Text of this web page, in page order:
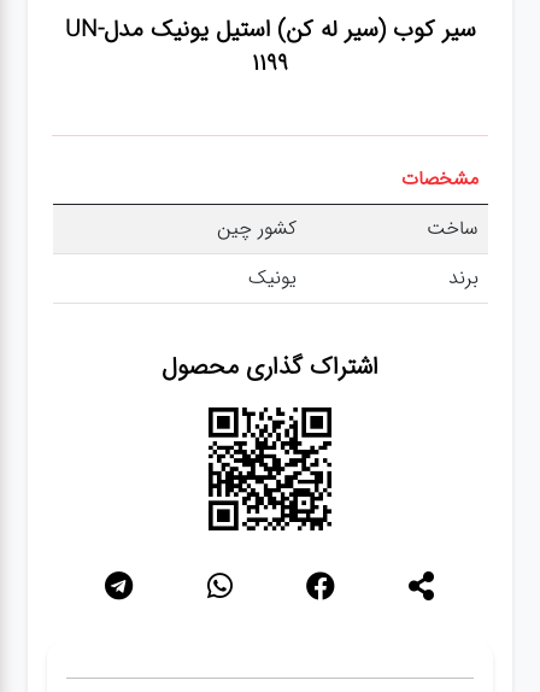
سرویس های
سیر کوب (سیر له کن) استیل یونیک مدلUN-
1199
مشخصات
ساخت
کشور چین
برند
یونیک
اشتراک گذاری محصول